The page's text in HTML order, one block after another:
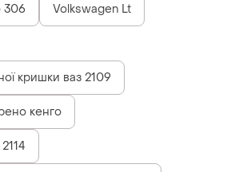
306 Volkswagen Lt
кришки ваз 2109
кенго